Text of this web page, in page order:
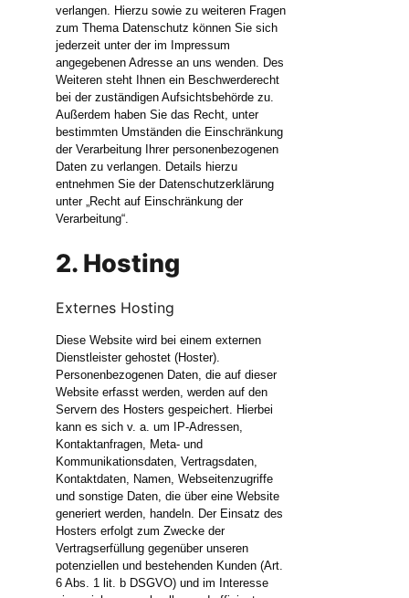
verlangen. Hierzu sowie zu weiteren Fragen
zum Thema Datenschutz können Sie sich
jederzeit unter der im Impressum
angegebenen Adresse an uns wenden. Des
Weiteren steht Ihnen ein Beschwerderecht
bei der zuständigen Aufsichtsbehörde zu.
Außerdem haben Sie das Recht, unter
bestimmten Umständen die Einschränkung
der Verarbeitung Ihrer personenbezogenen
Daten zu verlangen. Details hierzu
entnehmen Sie der Datenschutzerklärung
unter „Recht auf Einschränkung der
Verarbeitung“.
2. Hosting
Externes Hosting
Diese Website wird bei einem externen
Dienstleister gehostet (Hoster).
Personenbezogenen Daten, die auf dieser
Website erfasst werden, werden auf den
Servern des Hosters gespeichert. Hierbei
kann es sich v. a. um IP-Adressen,
Kontaktanfragen, Meta- und
Kommunikationsdaten, Vertragsdaten,
Kontaktdaten, Namen, Webseitenzugriffe
und sonstige Daten, die über eine Website
generiert werden, handeln. Der Einsatz des
Hosters erfolgt zum Zwecke der
Vertragserfüllung gegenüber unseren
potenziellen und bestehenden Kunden (Art.
6 Abs. 1 lit. b DSGVO) und im Interesse